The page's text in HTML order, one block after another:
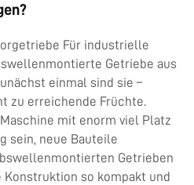
Für industrielle
Getriebe aus
einmal sind sie –
zu erreichende Früchte.
mit enorm viel Platz
sein, neue Bauteile
Getrieben
Konstruktion so kompakt und